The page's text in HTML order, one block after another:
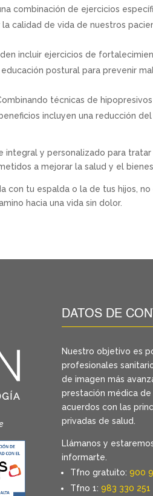
combinación de ejercicios
calidad de vida de nuestros
incluir ejercicios de
postural para prevenir
técnicas de
incluyen una reducción
integral y personalizado para
a mejorar la salud y el
con tu espalda o la de tus hijos,
hacia una vida sin dolor.
DATOS DE
Nuestro objetivo es
profesionales
de imagen más
prestación médica
acuerdos con las
privadas de salud.
Llámanos y
informarte.
Tfno gratuito: 900
Tfno 1: 983 330 251